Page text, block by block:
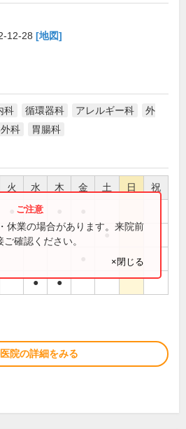
12-28 [地図]
科 循環器科 アレルギー科
外
科 胃腸科
火 水 木 金 土 日 祝
●
●
● ●
休業の場合があります。来院前
確認ください。
×閉じる
院の詳細をみる